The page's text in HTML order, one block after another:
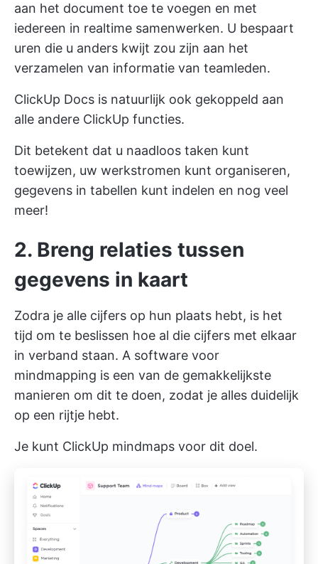
aan het document toe te voegen en met
iedereen in realtime samenwerken. U bespaart
uren die u anders kwijt zou zijn aan het
verzamelen van informatie van teamleden.
ClickUp Docs is natuurlijk ook gekoppeld aan
alle andere ClickUp functies.
Dit betekent dat u naadloos taken kunt
toewijzen, uw werkstromen kunt organiseren,
gegevens in tabellen kunt indelen en nog veel
meer!
2. Breng relaties tussen
gegevens in kaart
Zodra je alle cijfers op hun plaats hebt, is het
tijd om te beslissen hoe al die cijfers met elkaar
in verband staan. A software voor
mindmapping is een van de gemakkelijkste
manieren om dit te doen, zodat je alles duidelijk
op een rijtje hebt.
Je kunt ClickUp mindmaps voor dit doel.